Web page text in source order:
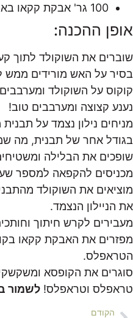
100 גר' אבקת קקאו באיכות גבוה
אופן ההכנה:
שוברים את השוקולד לתוך
בסיר על האש מורידים ממש
קוקוס על השוקולד
נענע קצוצה ומערבבים טוב!
בגודל אחר של תבנית, מה
שופכים את הבלילה
מכניסים להקפאה למספר
מוציאים את השוקולד
את הניילון הנצמד.
מעבירים לקרש חיתוך
מפזרים את האבקת קקאו
הטראפלס.
סוגרים את הקופסא
טראפלס וטראפלס! לשמור
הקודם